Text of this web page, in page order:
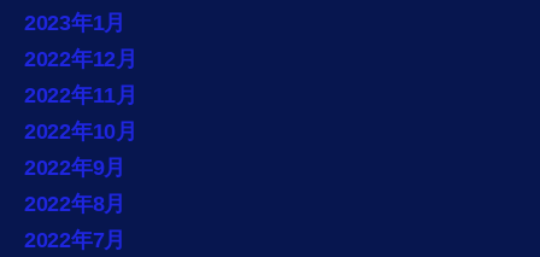
2023年1月
2022年12月
2022年11月
2022年10月
2022年9月
2022年8月
2022年7月